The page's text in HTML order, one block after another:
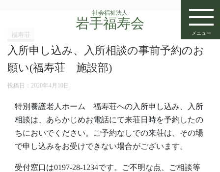
社会福祉法人
岩手福寿会
メニュー
福寿荘
入所申し込み、入所相談の事前予約のお
願い(福寿荘 施設部)
投稿日： 2020年4月10日
特別養護老人ホーム 福寿荘への入所申し込み、入所
相談は、あらかじめお電話にて来荘日時を予約したの
ちにおいでください。ご予約なしでの来荘は、その場
で申し込みをお受けできない場合がございます。
受付窓口は0197-28-1234です。ご不明な点、ご相談等